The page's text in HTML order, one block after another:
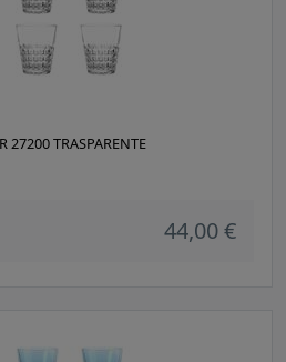
27200 TRASPARENTE
44,00 €